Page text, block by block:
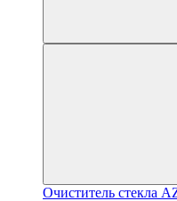
Очиститель стекла